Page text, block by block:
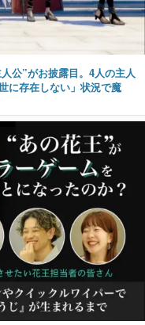
公”がお披露目。4人の主人
に存在しない」状況で魔